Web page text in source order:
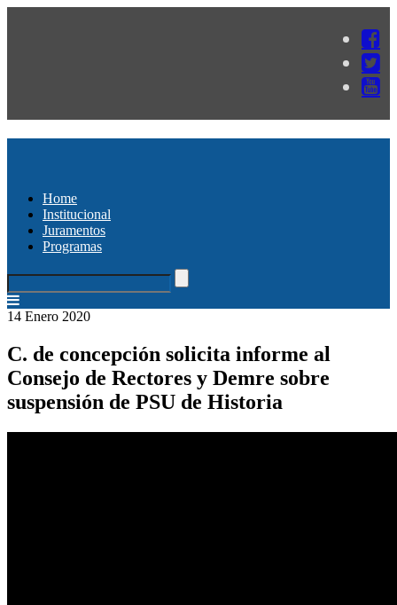
Home
Institucional
Juramentos
Programas
14 Enero 2020
C. de concepción solicita informe al
Consejo de Rectores y Demre sobre
suspensión de PSU de Historia